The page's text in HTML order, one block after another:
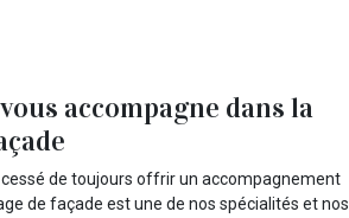
accompagne dans la
de toujours offrir un accompagnement
de façade est une de nos spécialités et nos